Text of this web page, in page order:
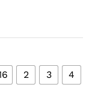
2 3
4